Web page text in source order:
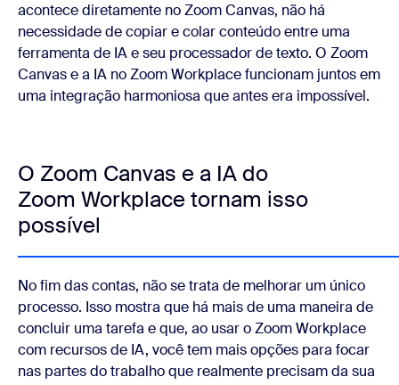
acontece diretamente no Zoom Canvas, não há
necessidade de copiar e colar conteúdo entre uma
ferramenta de IA e seu processador de texto. O Zoom
Canvas e a IA no Zoom Workplace funcionam juntos em
uma integração harmoniosa que antes era impossível.
O Zoom Canvas e a IA do
Zoom Workplace tornam isso
possível
No fim das contas, não se trata de melhorar um único
processo. Isso mostra que há mais de uma maneira de
concluir uma tarefa e que, ao usar o Zoom Workplace
com recursos de IA, você tem mais opções para focar
nas partes do trabalho que realmente precisam da sua